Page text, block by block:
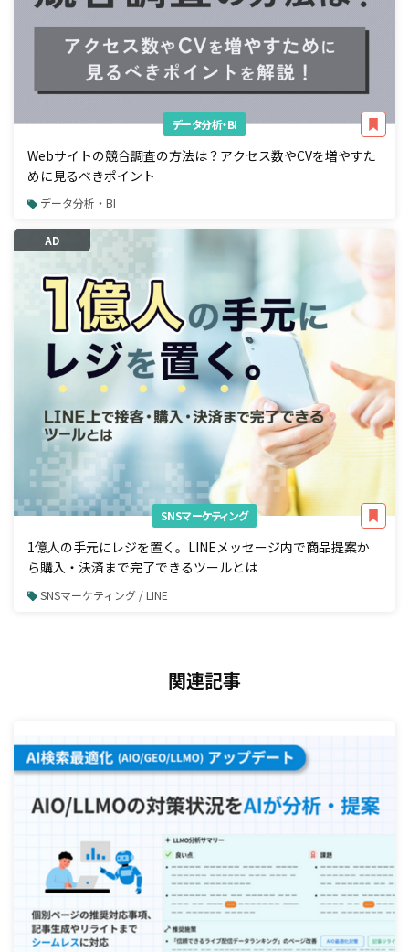
データ分析・BI
Webサイトの競合調査の方法は？アクセス数やCVを増やすた
めに見るべきポイント
データ分析・BI
AD
SNSマーケティング
1億人の手元にレジを置く。LINEメッセージ内で商品提案か
ら購入・決済まで完了できるツールとは
SNSマーケティング / LINE
関連記事